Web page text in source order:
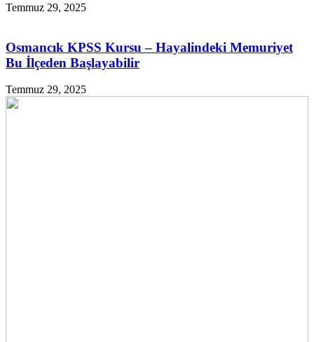
Temmuz 29, 2025
Osmancık KPSS Kursu – Hayalindeki Memuriyet
Bu İlçeden Başlayabilir
Temmuz 29, 2025